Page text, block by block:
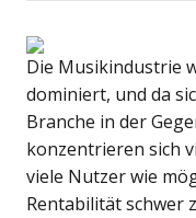
Die Musikindustrie
dominiert, und da
Branche in der
konzentrieren sich
viele Nutzer wie
Rentabilität schwer